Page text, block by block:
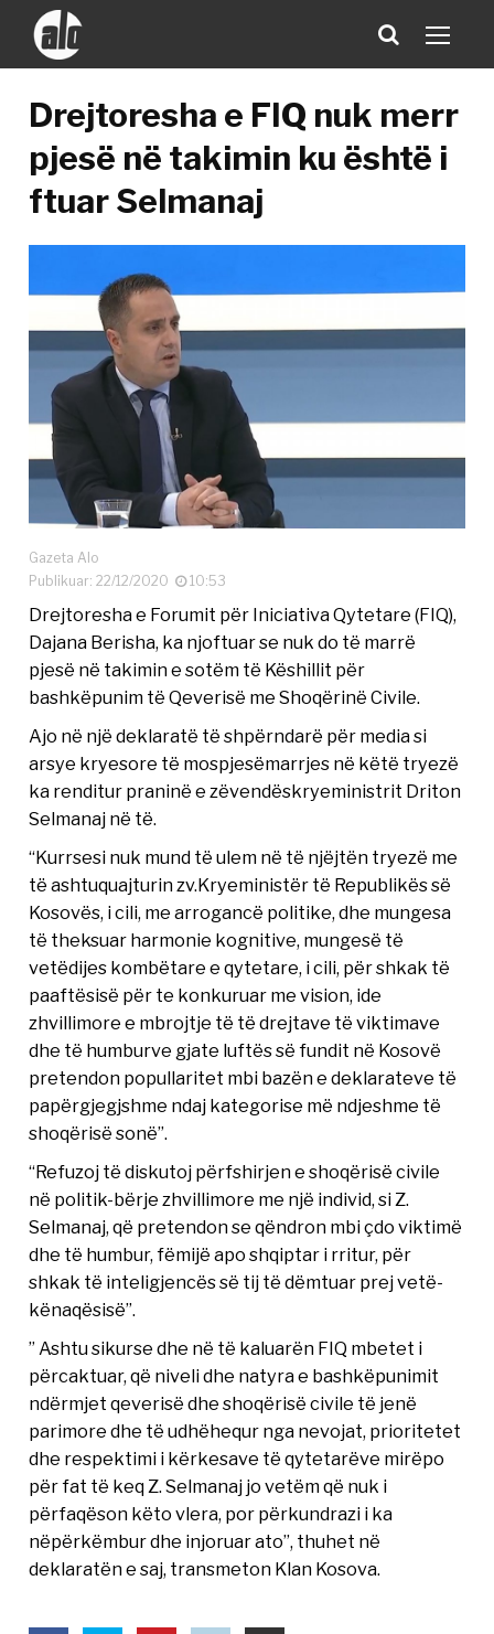
Drejtoresha e FIQ nuk merr
pjesë në takimin ku është i
ftuar Selmanaj
Gazeta Alo
Publikuar: 22/12/2020
10:53
Drejtoresha e Forumit për Iniciativa Qytetare (FIQ),
Dajana Berisha, ka njoftuar se nuk do të marrë
pjesë në takimin e sotëm të Këshillit për
bashkëpunim të Qeverisë me Shoqërinë Civile.
Ajo në një deklaratë të shpërndarë për media si
arsye kryesore të mospjesëmarrjes në këtë tryezë
ka renditur praninë e zëvendëskryeministrit Driton
Selmanaj në të.
“Kurrsesi nuk mund të ulem në të njëjtën tryezë me
të ashtuquajturin zv.Kryeministër të Republikës së
Kosovës, i cili, me arrogancë politike, dhe mungesa
të theksuar harmonie kognitive, mungesë të
vetëdijes kombëtare e qytetare, i cili, për shkak të
paaftësisë për te konkuruar me vision, ide
zhvillimore e mbrojtje të të drejtave të viktimave
dhe të humburve gjate luftës së fundit në Kosovë
pretendon popullaritet mbi bazën e deklarateve të
papërgjegjshme ndaj kategorise më ndjeshme të
shoqërisë sonë”.
“Refuzoj të diskutoj përfshirjen e shoqërisë civile
në politik-bërje zhvillimore me një individ, si Z.
Selmanaj, që pretendon se qëndron mbi çdo viktimë
dhe të humbur, fëmijë apo shqiptar i rritur, për
shkak të inteligjencës së tij të dëmtuar prej vetë-
kënaqësisë”.
” Ashtu sikurse dhe në të kaluarën FIQ mbetet i
përcaktuar, që niveli dhe natyra e bashkëpunimit
ndërmjet qeverisë dhe shoqërisë civile të jenë
parimore dhe të udhëhequr nga nevojat, prioritetet
dhe respektimi i kërkesave të qytetarëve mirëpo
për fat të keq Z. Selmanaj jo vetëm që nuk i
përfaqëson këto vlera, por përkundrazi i ka
nëpërkëmbur dhe injoruar ato”, thuhet në
deklaratën e saj, transmeton Klan Kosova.